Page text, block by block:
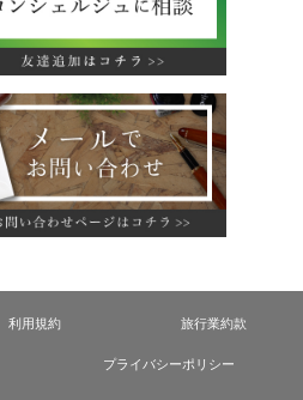
利用規約 旅行業約款
プライバシーポリシー